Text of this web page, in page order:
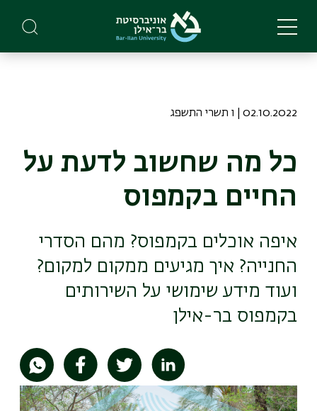
main
02.10.2022 | ו תשרי התשפג
כל מה שחשוב לדעת על
החיים בקמפוס
איפה אוכלים בקמפוס? מהם הסדרי
החנייה? איך מגיעים ממקום למקום?
ועוד מידע שימושי על השירותים
בקמפוס בר-אילן
תמונה